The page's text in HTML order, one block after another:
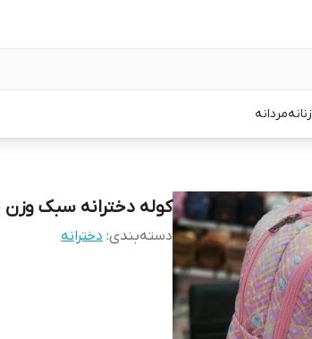
زنانهمردانه
کوله دخترانه سبک وزن جادارمناسب
دسته‌بندی: دخترانه